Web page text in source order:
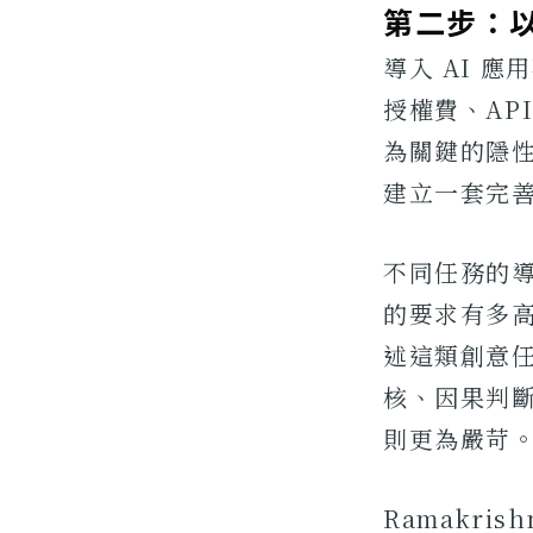
第二步：
導入 AI 應
授權費、
為關鍵的隱
建立一套完
不同任務的
的要求有多
述這類創意
核、因果判
則更為嚴苛